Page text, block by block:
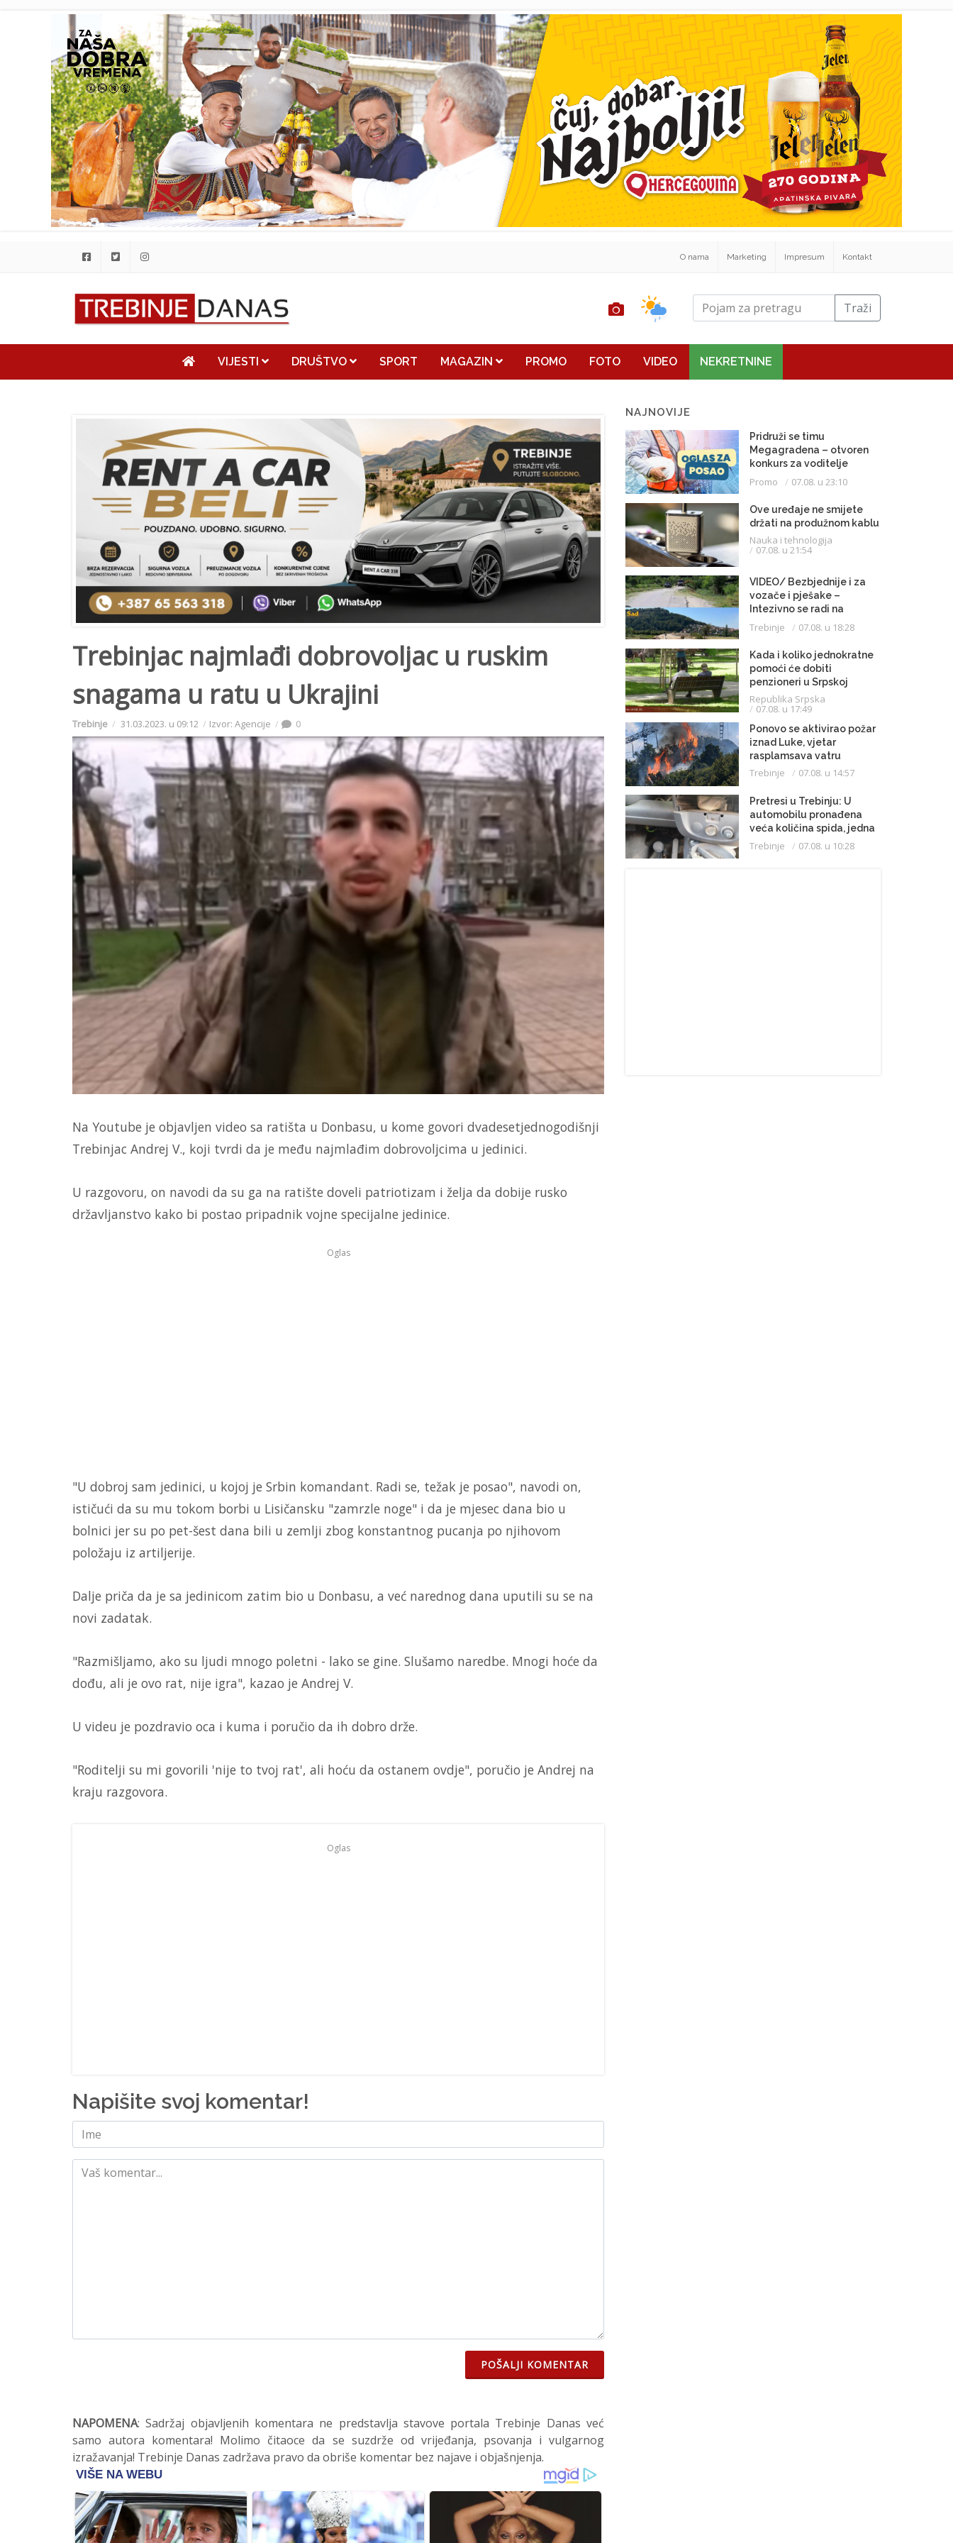
O nama Marketing Impresum Kontakt
Traži
VIJESTI DRUŠTVO SPORT MAGAZIN PROMO FOTO VIDEO NEKRETNINE
Trebinjac najmlađi dobrovoljac u ruskim
snagama u ratu u Ukrajini
Trebinje 31.03.2023. u 09:12 Izvor: Agencije 0
Na Youtube je objavljen video sa ratišta u Donbasu, u kome govori dvadesetjednogodišnji
Trebinjac Andrej V., koji tvrdi da je među najmlađim dobrovoljcima u jedinici.
U razgovoru, on navodi da su ga na ratište doveli patriotizam i želja da dobije rusko
državljanstvo kako bi postao pripadnik vojne specijalne jedinice.
Oglas
"U dobroj sam jedinici, u kojoj je Srbin komandant. Radi se, težak je posao", navodi on,
ističući da su mu tokom borbi u Lisičansku "zamrzle noge" i da je mjesec dana bio u
bolnici jer su po pet-šest dana bili u zemlji zbog konstantnog pucanja po njihovom
položaju iz artiljerije.
Dalje priča da je sa jedinicom zatim bio u Donbasu, a već narednog dana uputili su se na
novi zadatak.
"Razmišljamo, ako su ljudi mnogo poletni - lako se gine. Slušamo naredbe. Mnogi hoće da
dođu, ali je ovo rat, nije igra", kazao je Andrej V.
U videu je pozdravio oca i kuma i poručio da ih dobro drže.
"Roditelji su mi govorili 'nije to tvoj rat', ali hoću da ostanem ovdje", poručio je Andrej na
kraju razgovora.
Oglas
Napišite svoj komentar!
POŠALJI KOMENTAR
NAPOMENA: Sadržaj objavljenih komentara ne predstavlja stavove portala Trebinje Danas već
samo autora komentara! Molimo čitaoce da se suzdrže od vrijeđanja, psovanja i vulgarnog
izražavanja! Trebinje Danas zadržava pravo da obriše komentar bez najave i objašnjenja.
NAJNOVIJE
Pridruži se timu
Megagradena – otvoren
konkurs za voditelje
gradilišta
Promo 07.08. u 23:10
Ove uređaje ne smijete
držati na produžnom kablu
Nauka i tehnologija
07.08. u 21:54
VIDEO/ Bezbjednije i za
vozače i pješake –
Intezivno se radi na
proširenju saobraćajnice
Trebinje 07.08. u 18:28
Kada i koliko jednokratne
pomoći će dobiti
penzioneri u Srpskoj
Republika Srpska
07.08. u 17:49
Ponovo se aktivirao požar
iznad Luke, vjetar
rasplamsava vatru
Trebinje 07.08. u 14:57
Pretresi u Trebinju: U
automobilu pronađena
veća količina spida, jedna
osoba uhapšena
Trebinje 07.08. u 10:28